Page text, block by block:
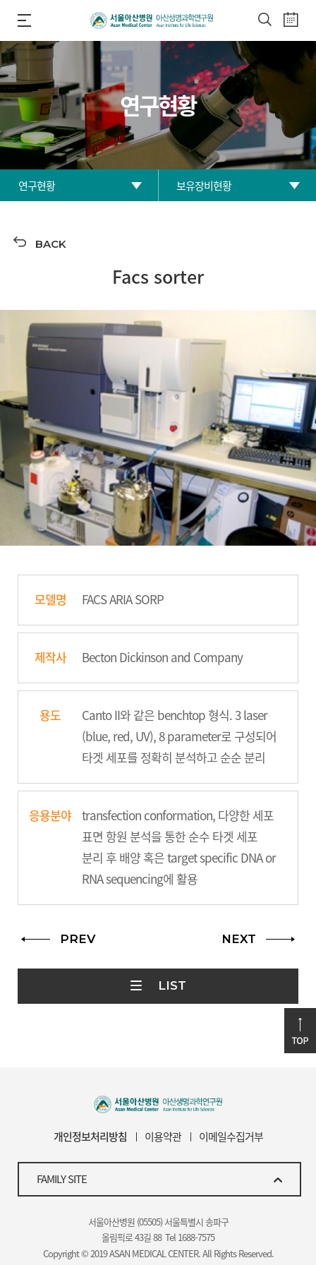
연구현황
연구현황
정보광장
보유장비현황
BACK
Facs sorter
모델명 FACS ARIA SORP
제작사 Becton Dickinson and Company
용도
Canto II와 같은 benchtop 형식. 3 laser
(blue, red, UV), 8 parameter로 구성되어
타겟 세포를 정확히 분석하고 순순 분리
응용분야 transfection conformation, 다양한 세포
표면 항원 분석을 통한 순수 타겟 세포
분리 후 배양 혹은 target specific DNA or
RNA sequencing에 활용
PREV
LIST
NEXT
개인정보처리방침 이용약관 이메일수집거부
FAMILY SITE
서울아산병원 (05505) 서울특별시 송파구
올림픽로 43길 88 Tel 1688-7575
Copyright © 2019 ASAN MEDICAL CENTER. All Rights Reserved.